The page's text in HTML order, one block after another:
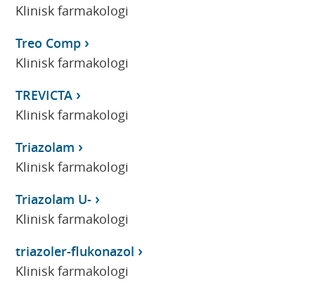
Klinisk farmakologi
Treo Comp
Klinisk farmakologi
TREVICTA
Klinisk farmakologi
Triazolam
Klinisk farmakologi
Triazolam U-
Klinisk farmakologi
triazoler-flukonazol
Klinisk farmakologi